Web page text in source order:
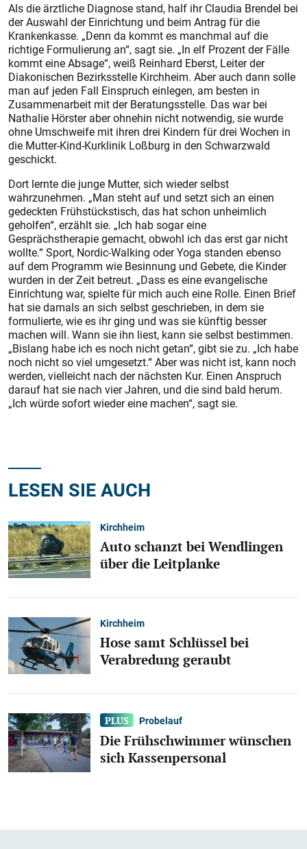
Als die ärztliche Diagnose stand, half ihr Claudia Brendel bei
der Auswahl der Einrichtung und beim Antrag für die
Krankenkasse. „Denn da kommt es manchmal auf die
richtige Formulierung an“, sagt sie. „In elf Prozent der Fälle
kommt eine Absage“, weiß Reinhard Eberst, Leiter der
Diakonischen Bezirksstelle Kirchheim. Aber auch dann solle
man auf jeden Fall Einspruch einlegen, am besten in
Zusammenarbeit mit der Beratungsstelle. Das war bei
Nathalie Hörster aber ohnehin nicht notwendig, sie wurde
ohne Umschweife mit ihren drei Kindern für drei Wochen in
die Mutter-Kind-Kurklinik Loßburg in den Schwarzwald
geschickt.
Dort lernte die junge Mutter, sich wieder selbst
wahrzunehmen. „Man steht auf und setzt sich an einen
gedeckten Frühstückstisch, das hat schon unheimlich
geholfen“, erzählt sie. „Ich hab sogar eine
Gesprächstherapie gemacht, obwohl ich das erst gar nicht
wollte.“ Sport, Nordic-Walking oder Yoga standen ebenso
auf dem Programm wie Besinnung und Gebete, die Kinder
wurden in der Zeit betreut. „Dass es eine evangelische
Einrichtung war, spielte für mich auch eine Rolle. Einen Brief
hat sie damals an sich selbst geschrieben, in dem sie
formulierte, wie es ihr ging und was sie künftig besser
machen will. Wann sie ihn liest, kann sie selbst bestimmen.
„Bislang habe ich es noch nicht getan“, gibt sie zu. „Ich habe
noch nicht so viel umgesetzt.“ Aber was nicht ist, kann noch
werden, vielleicht nach der nächsten Kur. Einen Anspruch
darauf hat sie nach vier Jahren, und die sind bald herum.
„Ich würde sofort wieder eine machen“, sagt sie.
LESEN SIE AUCH
Kirchheim
Auto schanzt bei Wendlingen
über die Leitplanke
Kirchheim
Hose samt Schlüssel bei
Verabredung geraubt
Probelauf
Die Frühschwimmer wünschen
sich Kassenpersonal